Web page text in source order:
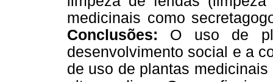
medicinais como
Conclusões: O uso de
desenvolvimento social e a
de uso de plantas